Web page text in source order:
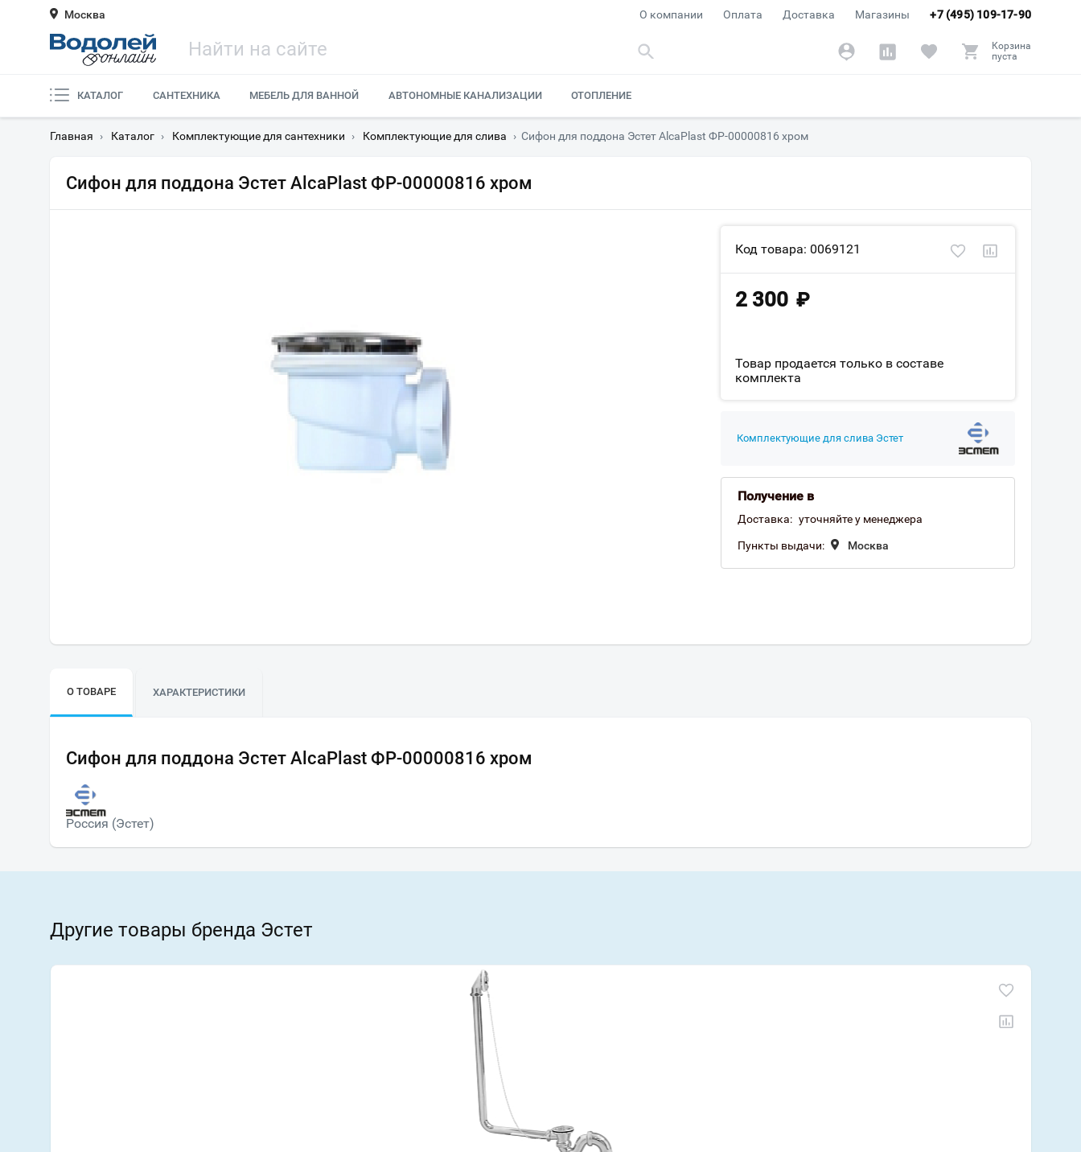
Москва +7 (495) 109-17-90
О компании Оплата Доставка Магазины
Корзина
пуста
КАТАЛОГ САНТЕХНИКА МЕБЕЛЬ ДЛЯ ВАННОЙ АВТОНОМНЫЕ КАНАЛИЗАЦИИ ОТОПЛЕНИЕ
Главная › Каталог › Комплектующие для сантехники › Комплектующие для слива › Сифон для поддона Эстет AlcaPlast ФР-00000816 хром
Сифон для поддона Эстет AlcaPlast ФР-00000816 хром
Код товара: 0069121
2 300 ₽
Товар продается только в составе
комплекта
Комплектующие для слива Эстет
Получение в
Доставка: уточняйте у менеджера
Пункты выдачи: Москва
О ТОВАРЕ ХАРАКТЕРИСТИКИ
Сифон для поддона Эстет AlcaPlast ФР-00000816 хром
Россия (Эстет)
Другие товары бренда Эстет